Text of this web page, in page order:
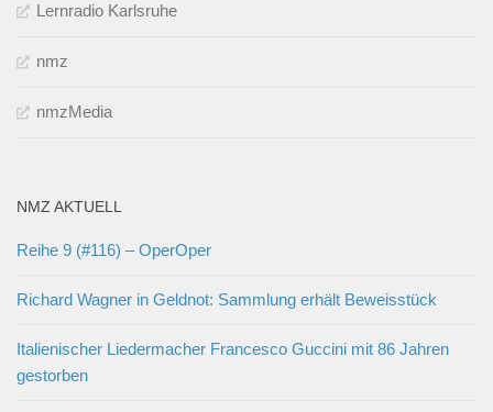
Lernradio Karlsruhe
nmz
nmzMedia
NMZ AKTUELL
Reihe 9 (#116) – OperOper
Richard Wagner in Geldnot: Sammlung erhält Beweisstück
Italienischer Liedermacher Francesco Guccini mit 86 Jahren
gestorben